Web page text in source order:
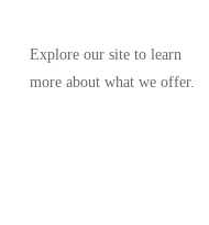
Explore our site to learn
more about what we offer.